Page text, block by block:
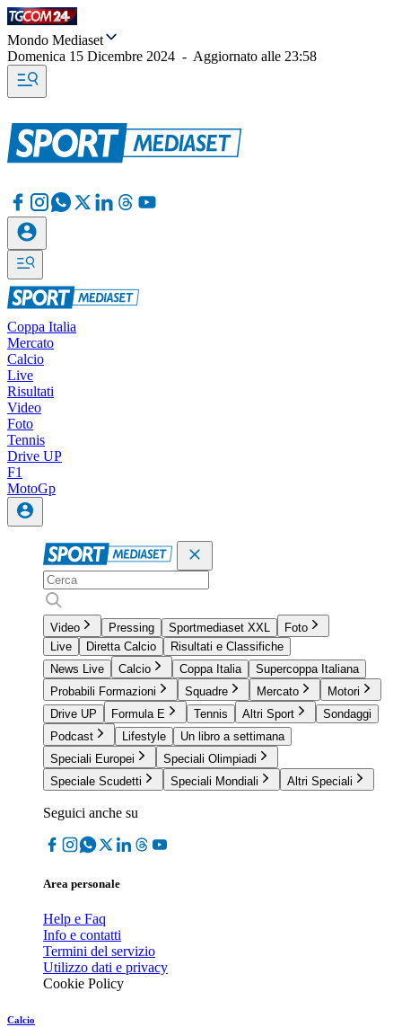
Mondo Mediaset
Domenica 15 Dicembre 2024 - Aggiornato alle 23:58
Coppa Italia
Mercato
Calcio
Live
Risultati
Video
Foto
Tennis
Drive UP
F1
MotoGp
Video Pressing Sportmediaset XXL
Foto
Live
Diretta Calcio
Risultati e Classifiche
News Live
Calcio Coppa Italia
Supercoppa Italiana
Probabili Formazioni
Squadre Mercato
Motori
Drive UP
Formula E Tennis Altri Sport
Sondaggi
Podcast
Lifestyle
Un libro a settimana
Speciali Europei
Speciali Olimpiadi
Speciale Scudetti
Speciali Mondiali Altri Speciali
Seguici anche su
Area personale
Help e Faq
Info e contatti
Termini del servizio
Utilizzo dati e privacy
Cookie Policy
Calcio